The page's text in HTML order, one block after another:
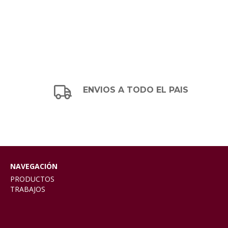
ENVIOS A TODO EL PAIS
NAVEGACIÓN
PRODUCTOS
TRABAJOS